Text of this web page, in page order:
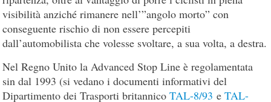
visibilità anziché rimanere nell’”angolo morto” con
conseguente rischio di non essere percepiti
dall’automobilista che volesse svoltare, a sua volta, a destra.
Nel Regno Unito la Advanced Stop Line è regolamentata
sin dal 1993 (si vedano i documenti informativi del
Dipartimento dei Trasporti britannicoTAL-8/93 eTAL-